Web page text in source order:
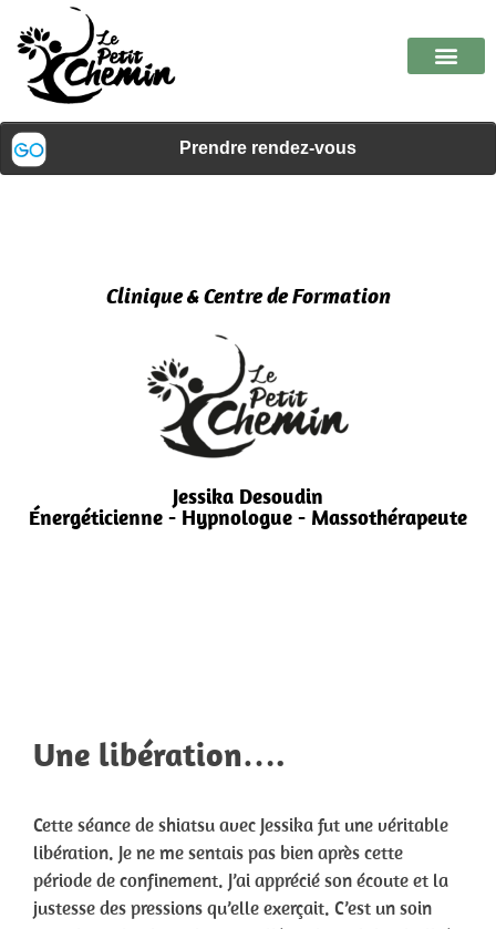
Clinique & Centre de Formation
Jessika Desoudin
Énergéticienne - Hypnologue - Massothérapeute
Une libération….
Cette séance de shiatsu avec Jessika fut une véritable
libération. Je ne me sentais pas bien après cette
période de confinement. J’ai apprécié son écoute et la
justesse des pressions qu’elle exerçait. C’est un soin